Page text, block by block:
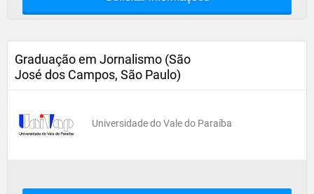
Graduação em Jornalismo (São
José dos Campos, São Paulo)
Universidade do Vale do Paraíba